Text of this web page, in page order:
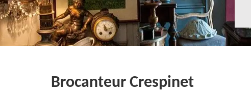
Brocanteur Crespinet